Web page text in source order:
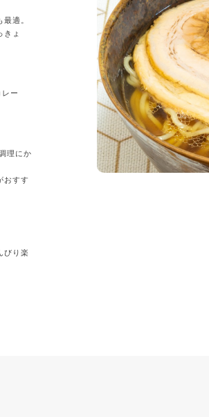
適。
きょ
ー
理にか
おすす
びり楽